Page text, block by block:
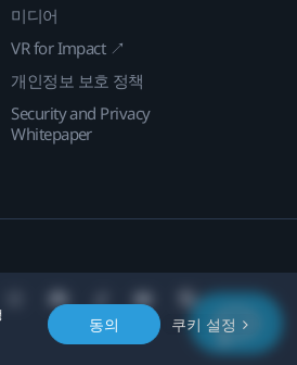
동의 쿠키 설정
미디어
VR for Impact ↗
개인정보 보호 정책
Security and Privacy
Whitepaper